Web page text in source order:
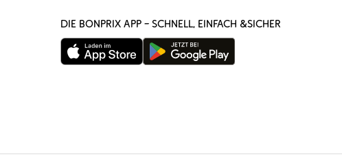
DIE BONPRIX APP – SCHNELL, EINFACH &SICHER